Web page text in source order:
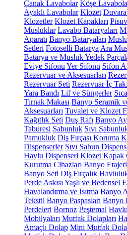
Çanak Lavabolar Köşe
Ayaklı Lavabolar Klozet
Klozetler Klozet Kapakları
Musluklar Lavabo Bataryaları
Aparatı Banyo Bataryaları
Setleri Fotoselli Batarya Ara
Batarya ve Musluk Yedek
Eviye Sifonu Yer Sifonu Sifon
Rezervuar ve Aksesuarları
Rezervuar Seti Rezervuar İç
Yara Bandı Lif ve Süngerler
Tırnak Makası Banyo Seramik
Aksesuarları Tuvalet ve Klozet
Kağıtlık Seti Duş Rafı Banyo
Taburesi Sabunluk Sıvı
Pamukluk Diş Fırçası Koruma
Dispenserler Sıvı Sabun
Havlu Dispenseri Klozet Kapak
Kurutma Cihazları Banyo Etajeri
Banyo Seti Diş Fırçalık
Perde Askısı Yaşlı ve Bedensel
Havalandırma ve Isıtma Banyo
Tekstil Banyo Paspasları Banyo
Perdeleri Bornoz Peştemal Havlu
Mobilyaları Mutfak Dolapları
Amaçlı Dolap Mini Mutfak